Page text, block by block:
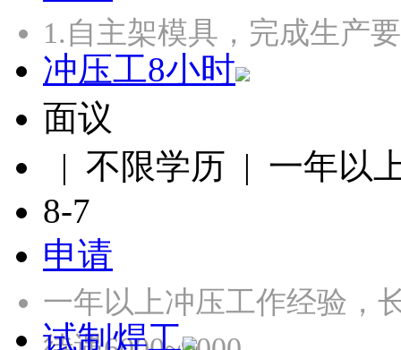
1.自主架模具，完成生产
冲压工8小时
面议
| 不限学历 | 一年以
8-7
申请
一年以上冲压工作经验，
试制焊工